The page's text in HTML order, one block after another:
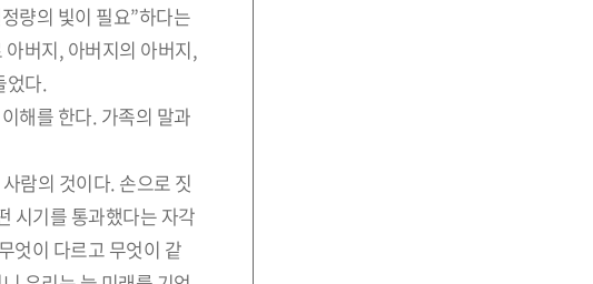
량의 빛이 필요”하다는
버지, 아버지의 아버지,
었다.
해를 한다. 가족의 말과
람의 것이다. 손으로 짓
시기를 통과했다는 자각
엇이 다르고 무엇이 같